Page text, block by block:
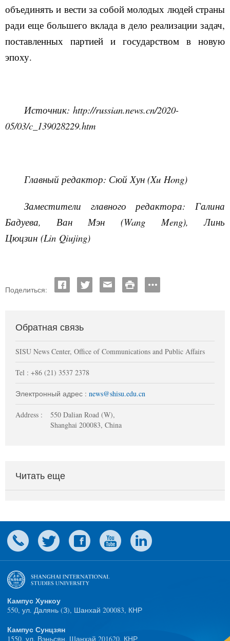
объединять и вести за собой молодых людей страны
ради еще большего вклада в дело реализации задач,
поставленных партией и государством в новую
эпоху.
Источник: http://russian.news.cn/2020-
05/03/c _139028229.htm
Главный редактор: Сюй Хун (Xu Hong)
Заместители главного редактора: Галина
Бадуева, Ван Мэн
(Wang Meng), Линь
Цюцзин (Lin Qiujing)
Поделиться:
Обратная связь
SISU News Center, Office of Communications and Public Affairs
Tel : +86 (21) 3537 2378
Электронный адрес : news@shisu.edu.cn
Address :
550 Dalian Road (W),
Shanghai 200083, China
Читать еще
Кампус Хункоу
550, ул. Далянь (З), Шанхай 200083, КНР
Кампус Сунцзян
1550, ул. Вэньсян, Шанхай 201620, КНР